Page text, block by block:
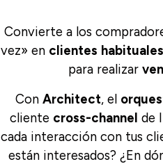
Convierte a los
vez» en clientes habituales
para realizar
Con Architect, el
cliente cross-channel de
cada interacción con tus
están interesados? ¿En